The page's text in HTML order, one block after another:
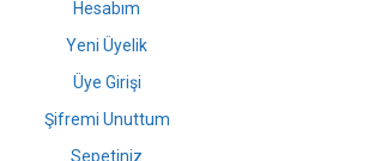
Hesabım
Yeni Üyelik
Üye Girişi
Şifremi Unuttum
Sepetiniz